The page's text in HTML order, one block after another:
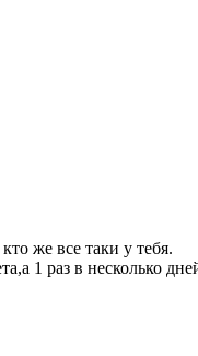
же все таки у тебя.
1 раз в несколько